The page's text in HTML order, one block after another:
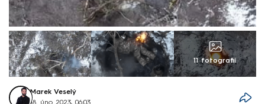
11 fotografií
Marek Veselý